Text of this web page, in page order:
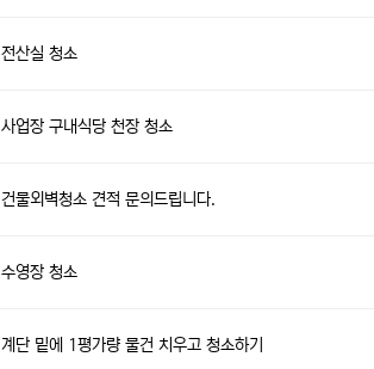
전산실 청소
사업장 구내식당 천장 청소
건물외벽청소 견적 문의드립니다.
수영장 청소
계단 밑에 1평가량 물건 치우고 청소하기